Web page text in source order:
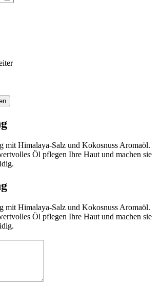
mit Himalaya-Salz und Kokosnuss Aromaöl.
Öl pflegen Ihre Haut und machen sie
mit Himalaya-Salz und Kokosnuss Aromaöl.
Öl pflegen Ihre Haut und machen sie